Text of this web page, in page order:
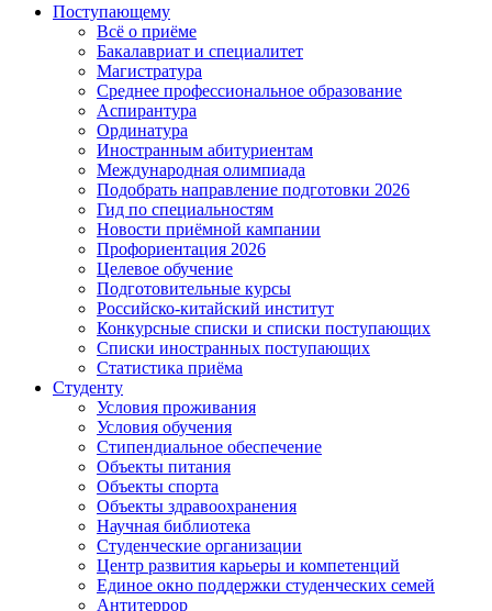
Поступающему
Всё о приёме
Бакалавриат и специалитет
Магистратура
Среднее профессиональное образование
Аспирантура
Ординатура
Иностранным абитуриентам
Международная олимпиада
Подобрать направление подготовки 2026
Гид по специальностям
Новости приёмной кампании
Профориентация 2026
Целевое обучение
Подготовительные курсы
Российско-китайский институт
Конкурсные списки и списки поступающих
Списки иностранных поступающих
Статистика приёма
Студенту
Условия проживания
Условия обучения
Стипендиальное обеспечение
Объекты питания
Объекты спорта
Объекты здравоохранения
Научная библиотека
Студенческие организации
Центр развития карьеры и компетенций
Единое окно поддержки студенческих семей
Антитеррор